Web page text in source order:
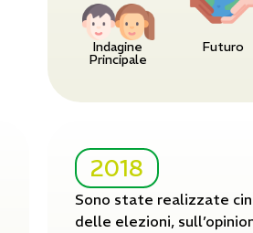
Indagine
Principale
Futuro
2018
Sono state realizzate
delle elezioni,